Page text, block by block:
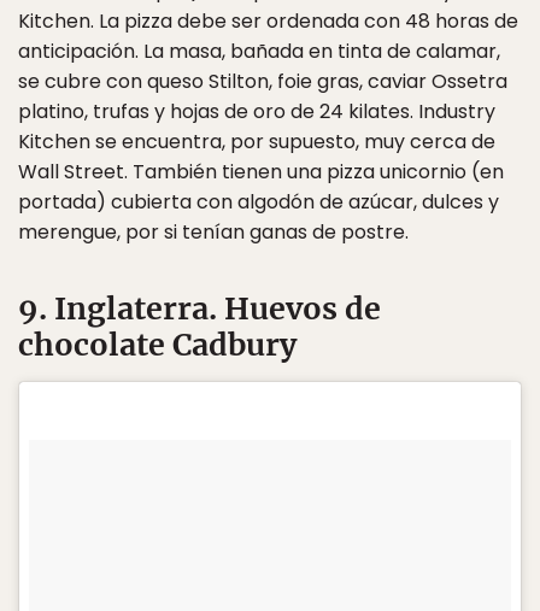
Kitchen. La pizza debe ser ordenada con 48 horas de
anticipación. La masa, bañada en tinta de calamar,
se cubre con queso Stilton, foie gras, caviar Ossetra
platino, trufas y hojas de oro de 24 kilates. Industry
Kitchen se encuentra, por supuesto, muy cerca de
Wall Street. También tienen una pizza unicornio (en
portada) cubierta con algodón de azúcar, dulces y
merengue, por si tenían ganas de postre.
9. Inglaterra. Huevos de
chocolate Cadbury